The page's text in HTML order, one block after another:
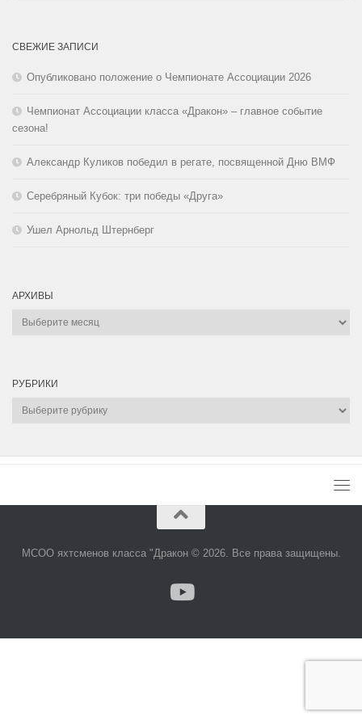
СВЕЖИЕ ЗАПИСИ
Опубликовано положение о Чемпионате Ассоциации 2026
Чемпионат Ассоциации класса «Дракон» – главное событие
сезона!
Александр Куликов победил в регате, посвященной Дню ВМФ
Серебряный Кубок: три победы «Друга»
Ушел Арнольд Штернберг
АРХИВЫ
Архивы
РУБРИКИ
Рубрики
МСОО яхтсменов класса "Дракон © 2026. Все права защищены.